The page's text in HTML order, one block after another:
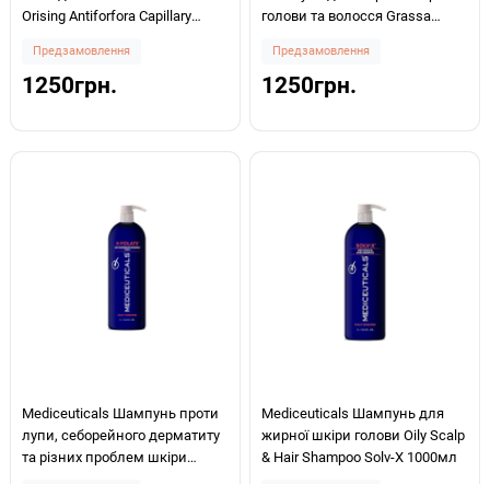
Orising Antiforfora Capillary
Shampoo With Icelandic Lichen
250мл
Предзамовлення
1250грн.
голови та волосся Grassa
Предзамовлення
1250грн.
Mediceuticals Шампунь проти
лупи, себорейного дерматиту
та різних проблем шкіри
Mediceuticals Шампунь для
жирної шкіри голови Oily Scalp
& Hair Shampoo Solv-X 1000мл